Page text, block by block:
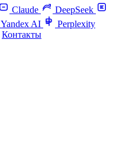
Claude
DeepSeek
Yandex AI
Perplexity
Контакты